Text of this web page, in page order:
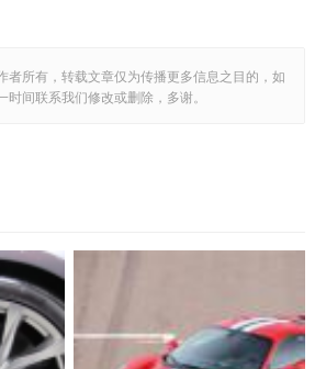
者所有，转载文章仅为传播更多信息之目的，如
间联系我们修改或删除，多谢。